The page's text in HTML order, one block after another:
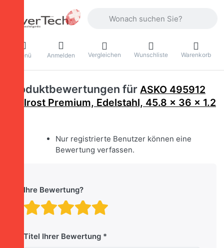
Menü Anmelden Vergleichen Wunschliste Warenkorb
Produktbewertungen für ASKO 495912
Grillrost Premium, Edelstahl, 45.8 × 36 x 1.2
Nur registrierte Benutzer können eine
Bewertung verfassen.
Ihre Bewertung?
Bewertung: 4 von
Bewertung: 3 von 5
Bewertung: 2 von 5
Bewertung: 1 von 5
Titel Ihrer Bewertung